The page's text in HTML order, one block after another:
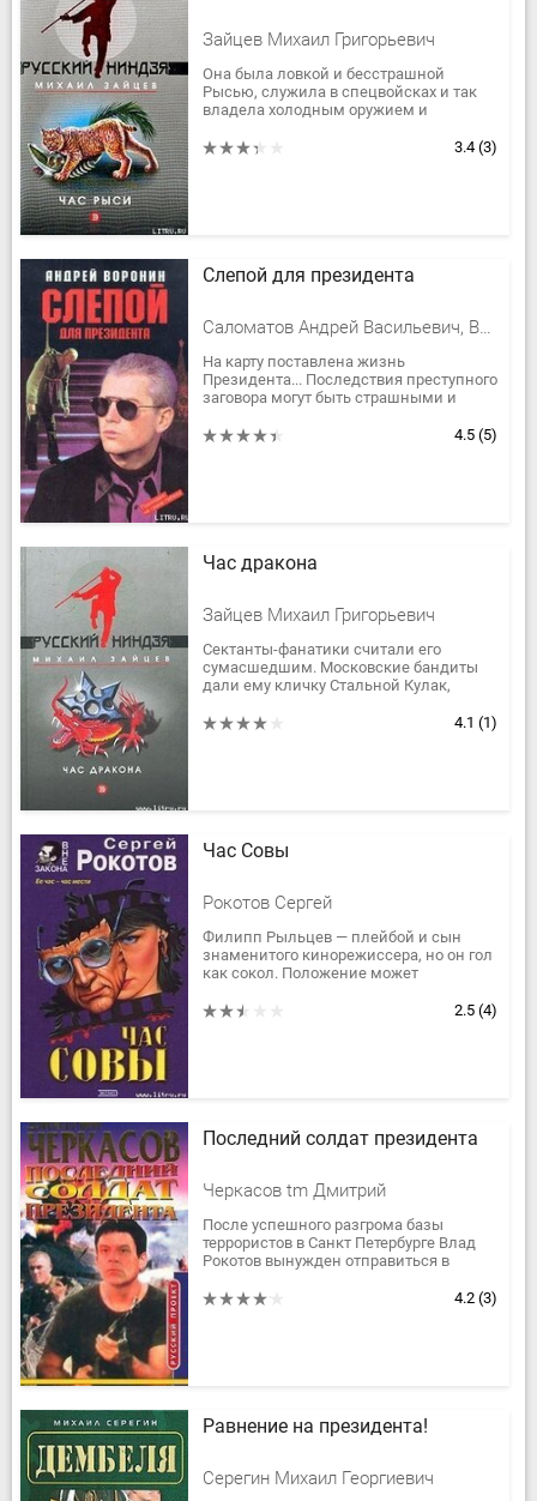
Зайцев Михаил Григорьевич
Она была ловкой и бесстрашной
Рысью, служила в спецвойсках и так
владела холодным оружием и
нынешним бандитам! Случилось так,
3.4 (3)
Слепой для президента
Саломатов Андрей Васильевич, Воронин Андрей
На карту поставлена жизнь
Президента... Последствия преступного
заговора могут быть страшными и
схватку с преступниками вступает...
4.5 (5)
Час дракона
Зайцев Михаил Григорьевич
Сектанты-фанатики считали его
сумасшедшим. Московские бандиты
дали ему кличку Стальной Кулак,
ставки, как на чемпиона боев без
4.1 (1)
Час Совы
Рокотов Сергей
Филипп Рыльцев — плейбой и сын
знаменитого кинорежиссера, но он гол
как сокол. Положение может
олигарха. Но что же делать с любящей
2.5 (4)
Последний солдат президента
Черкасов tm Дмитрий
После успешного разгрома базы
террористов в Санкт Петербурге Влад
Рокотов вынужден отправиться в
проникла на подземную ракетную бaзy
4.2 (3)
Равнение на президента!
Серегин Михаил Георгиевич